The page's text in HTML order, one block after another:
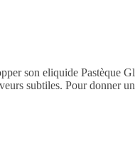
son eliquide Pastèque
subtiles. Pour donner